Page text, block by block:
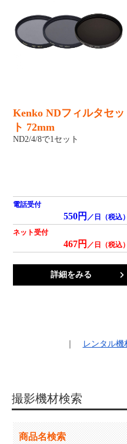
Kenko NDフィルタセッ
ト 72mm
ND2/4/8で1セット
電話受付
550円 ／日（税込）
ネット受付
467円 ／日（税込）
詳細をみる
レンタル機
撮影機材検索
商品名検索